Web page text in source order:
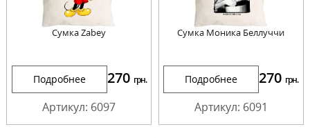
Сумка Zabey
Подробнее 270 грн.
Артикул: 6097
Сумка Моника Беллуччи
Подробнее 270 грн.
Артикул: 6091